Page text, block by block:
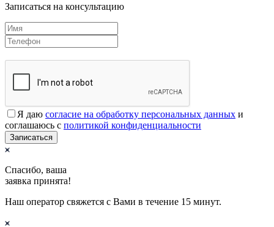
Записаться на консультацию
Я даю согласие на обработку персональных данных и
соглашаюсь с политикой конфиденциальности
Записаться
Спасибо, ваша
заявка принята!
Наш оператор свяжется с Вами в течение 15 минут.